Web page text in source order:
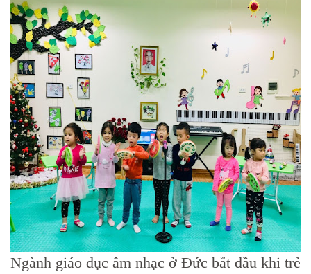
Ngành giáo dục âm nhạc ở Đức bắt đầu khi trẻ